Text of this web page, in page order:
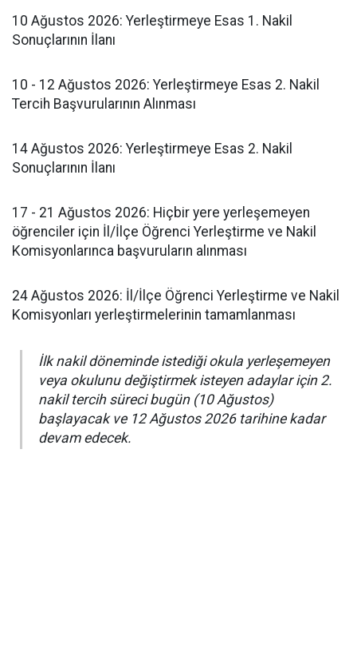
​10 Ağustos 2026: Yerleştirmeye Esas 1. Nakil
Sonuçlarının İlanı
​10 - 12 Ağustos 2026: Yerleştirmeye Esas 2. Nakil
Tercih Başvurularının Alınması
​14 Ağustos 2026: Yerleştirmeye Esas 2. Nakil
Sonuçlarının İlanı
​17 - 21 Ağustos 2026: Hiçbir yere yerleşemeyen
öğrenciler için İl/İlçe Öğrenci Yerleştirme ve Nakil
Komisyonlarınca başvuruların alınması
​24 Ağustos 2026: İl/İlçe Öğrenci Yerleştirme ve Nakil
Komisyonları yerleştirmelerinin tamamlanması
​İlk nakil döneminde istediği okula yerleşemeyen
veya okulunu değiştirmek isteyen adaylar için 2.
nakil tercih süreci bugün (10 Ağustos)
başlayacak ve 12 Ağustos 2026 tarihine kadar
devam edecek.